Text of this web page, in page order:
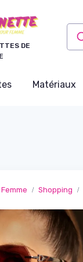
DE
Matériaux
Shopping